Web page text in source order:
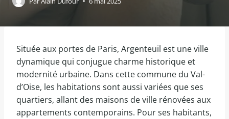
Située aux portes de Paris, Argenteuil est une ville
dynamique qui conjugue charme historique et
modernité urbaine. Dans cette commune du Val-
d’Oise, les habitations sont aussi variées que ses
quartiers, allant des maisons de ville rénovées aux
appartements contemporains. Pour ses habitants,